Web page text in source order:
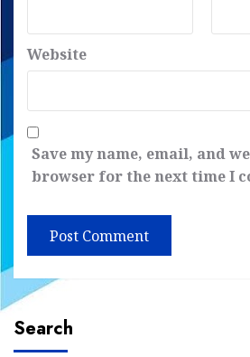
Website
Save my name, email, and
browser for the next time I
Search